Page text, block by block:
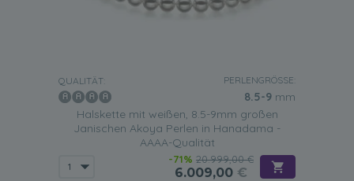
QUALITÄT: PERLENGRÖSSE:
8.5-9 mm
Halskette mit weißen, 8.5-9mm großen
Janischen Akoya Perlen in Hanadama -
AAAA-Qualität
-71% 20.999,00 €
6.009,00 €